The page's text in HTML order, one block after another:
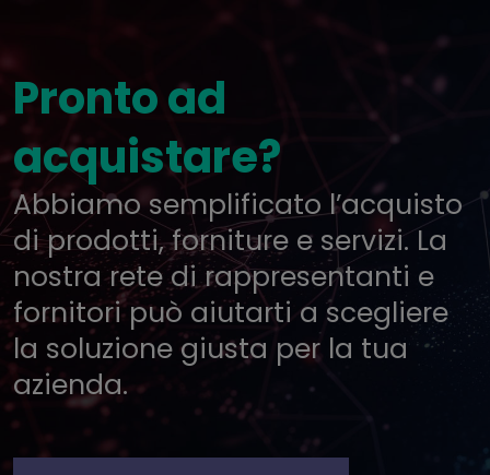
Pronto ad
acquistare?
Abbiamo semplificato l’acquisto
di prodotti, forniture e servizi. La
nostra rete di rappresentanti e
fornitori può aiutarti a scegliere
la soluzione giusta per la tua
azienda.